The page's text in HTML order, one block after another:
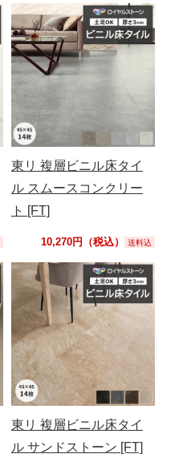
東リ 複層ビニル床タイ
ル スムースコンクリー
ト [FT]
10,270円（税込） 送料込
東リ 複層ビニル床タイ
ル サンドストーン [FT]